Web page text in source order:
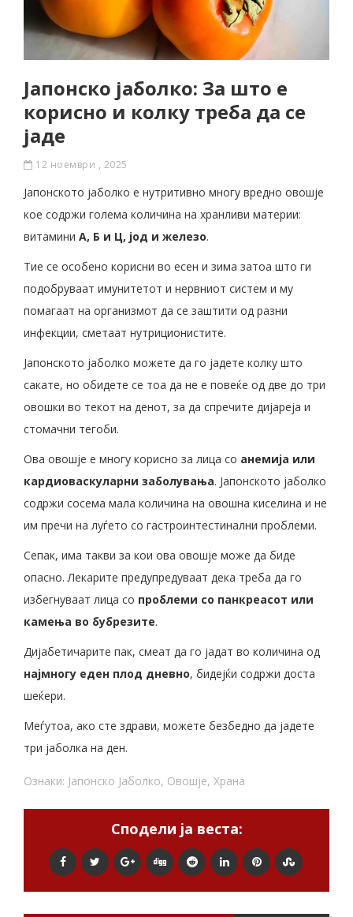
Јапонско јаболко: За што е
корисно и колку треба да се
јаде
12 ноември , 2025
Јапонското јаболко е нутритивно многу вредно овошје
кое содржи голема количина на хранливи материи:
витамини А, Б и Ц, јод и железо.
Тие се особено корисни во есен и зима затоа што ги
подобруваат имунитетот и нервниот систем и му
помагаат на организмот да се заштити од разни
инфекции, сметаат нутриционистите.
Јапонското јаболко можете да го јадете колку што
сакате, но обидете се тоа да не е повеќе од две до три
овошки во текот на денот, за да спречите дијареја и
стомачни тегоби.
Ова овошје е многу корисно за лица со анемија или
кардиоваскуларни заболувања. Јапонското јаболко
содржи сосема мала количина на овошна киселина и не
им пречи на луѓето со гастроинтестинални проблеми.
Сепак, има такви за кои ова овошје може да биде
опасно. Лекарите предупредуваат дека треба да го
избегнуваат лица со проблеми со панкреасот или
камења во бубрезите.
Дијабетичарите пак, смеат да го јадат во количина од
најмногу еден плод дневно, бидејќи содржи доста
шеќери.
Меѓутоа, ако сте здрави, можете безбедно да јадете
три јаболка на ден.
Ознаки: Јапонско Јаболко, Овошје, Храна
Сподели ја веста: